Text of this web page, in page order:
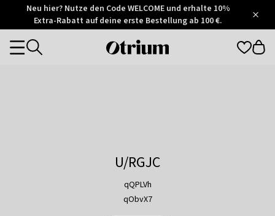
Otrium
Trustpilot
Neu hier? Nutze den Code WELCOME und erhalte 10%
Extra-Rabatt auf deine erste Bestellung ab 100 €.
Otrium
Categories
U/RGJC
qQPLVh
qObvX7